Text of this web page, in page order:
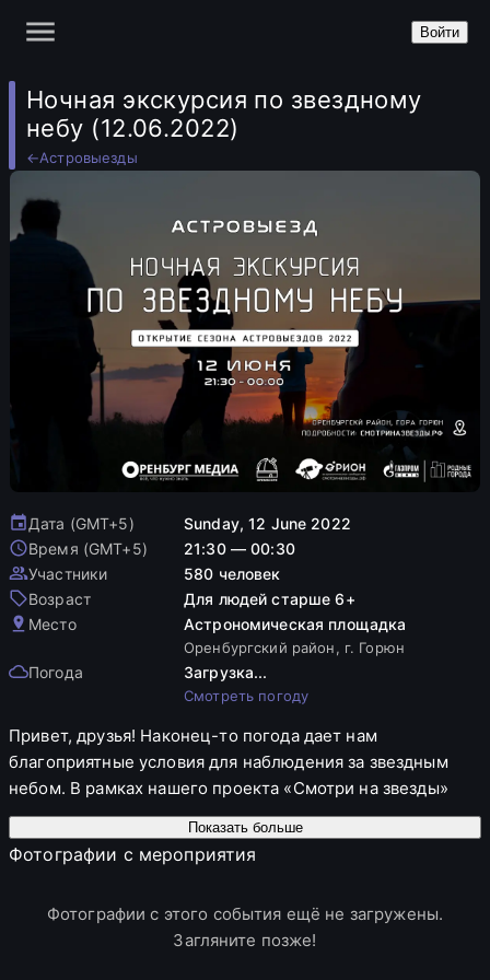
Войти
Ночная экскурсия по звездному
небу (12.06.2022)
←Астровыезды
Дата (GMT+5)
Sunday, 12 June 2022
Время (GMT+5)
21:30 — 00:30
Участники
580 человек
Возраст
Для людей старше 6+
Место
Астрономическая площадка
Оренбургский район, г. Горюн
Погода Загрузка...
Смотреть погоду
Привет, друзья! Наконец-то погода дает нам
благоприятные условия для наблюдения за звездным
небом. В рамках нашего проекта «Смотри на звезды»
при поддержке сетевого издания «Оренбург Медиа» и
программы социальных инвестиций «Родные города»
(«Газпромнефть-Оренбург») мы предлагаем вам
принять участие в экскурсии по созвездиям и ярким
звездам, понаблюдать в телескопы за звездными
Показать больше
Фотографии с мероприятия
Фотографии с этого события ещё не загружены.
Загляните позже!